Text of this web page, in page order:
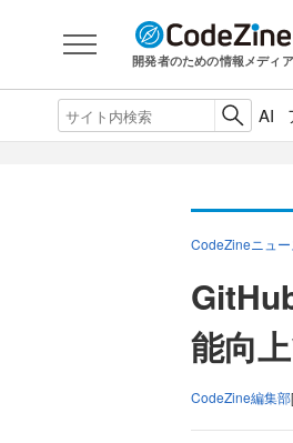
開発者のための情報メディア
AI
CodeZineニュー
能向
CodeZine編集部